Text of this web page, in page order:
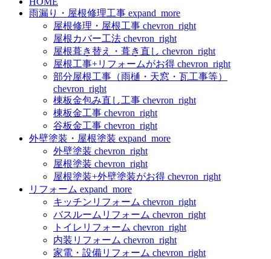
雨漏り・屋根修理工事 expand_more
屋根修理・屋根工事 chevron_right
屋根カバー工法 chevron_right
屋根葺き替え・葺き直し chevron_right
屋根工事+リフォームがお得 chevron_right
部分屋根工事（雨樋・天窓・瓦工事等）
chevron_right
棟板金包み直し工事 chevron_right
棟板金工事 chevron_right
谷板金工事 chevron_right
外壁塗装・屋根塗装 expand_more
外壁塗装 chevron_right
屋根塗装 chevron_right
屋根塗装+外壁塗装がお得 chevron_right
リフォーム expand_more
キッチンリフォーム chevron_right
バスルームリフォーム chevron_right
トイレリフォーム chevron_right
内装リフォーム chevron_right
家電・設備リフォーム chevron_right